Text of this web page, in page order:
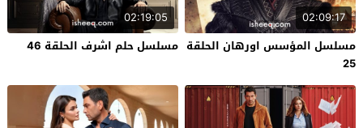
02:09:17
مسلسل المؤسس اورهان الحلقة
25
02:19:05
مسلسل حلم اشرف الحلقة 46